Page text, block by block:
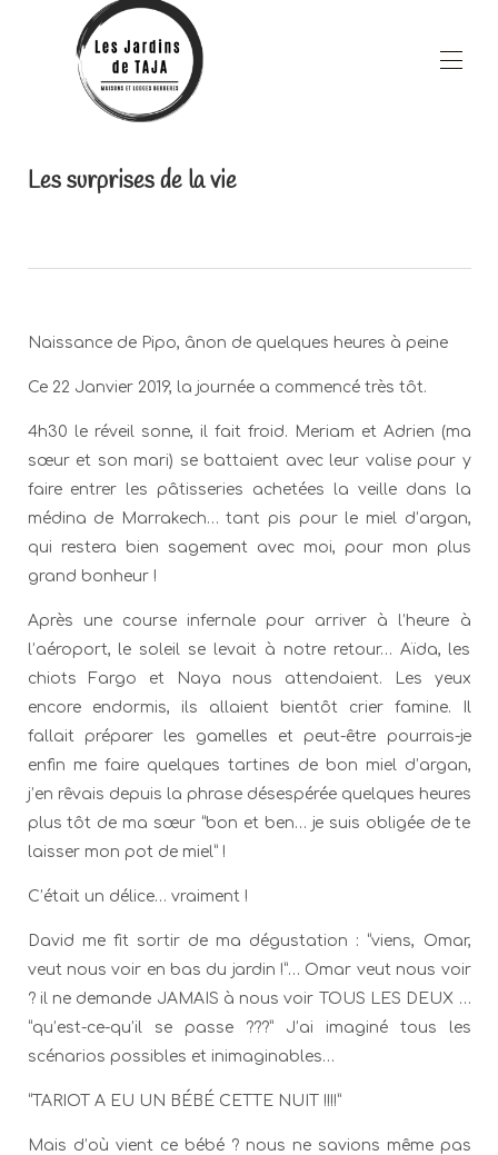
Propiedades
A proposito
Contáctenos
Ofertas especiales
Nombre de página personalizado
Les surprises de la vie
Naissance de Pipo, ânon de quelques heures à peine
Ce 22 Janvier 2019, la journée a commencé très tôt.
4h30 le réveil sonne, il fait froid. Meriam et Adrien (ma
sœur et son mari) se battaient avec leur valise pour y
faire entrer les pâtisseries achetées la veille dans la
médina de Marrakech… tant pis pour le miel d’argan,
qui restera bien sagement avec moi, pour mon plus
grand bonheur !
Après une course infernale pour arriver à l’heure à
l’aéroport, le soleil se levait à notre retour… Aïda, les
chiots Fargo et Naya nous attendaient. Les yeux
encore endormis, ils allaient bientôt crier famine. Il
fallait préparer les gamelles et peut-être pourrais-je
enfin me faire quelques tartines de bon miel d’argan,
j’en rêvais depuis la phrase désespérée quelques heures
plus tôt de ma sœur “bon et ben… je suis obligée de te
laisser mon pot de miel” !
C’était un délice… vraiment !
David me fit sortir de ma dégustation : “viens, Omar,
veut nous voir en bas du jardin !”… Omar veut nous voir
? il ne demande JAMAIS à nous voir TOUS LES DEUX …
“qu’est-ce-qu’il se passe ???” J’ai imaginé tous les
scénarios possibles et inimaginables…
“TARIOT A EU UN BÉBÉ CETTE NUIT !!!!”
Mais d’où vient ce bébé ? nous ne savions même pas